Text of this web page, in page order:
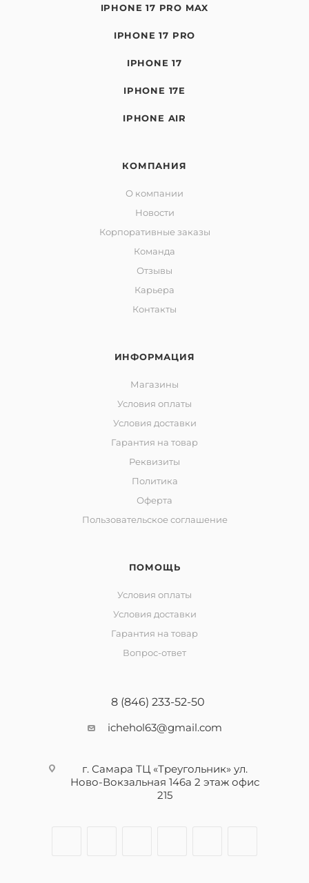
IPHONE 17 PRO MAX
IPHONE 17 PRO
IPHONE 17
IPHONE 17E
IPHONE AIR
КОМПАНИЯ
О компании
Новости
Корпоративные заказы
Команда
Отзывы
Карьера
Контакты
ИНФОРМАЦИЯ
Магазины
Условия оплаты
Условия доставки
Гарантия на товар
Реквизиты
Политика
Оферта
Пользовательское соглашение
ПОМОЩЬ
Условия оплаты
Условия доставки
Гарантия на товар
Вопрос-ответ
8 (846) 233-52-50
ichehol63@gmail.com
г. Самара ТЦ «Треугольник» ул.
Ново-Вокзальная 146а 2 этаж офис
215